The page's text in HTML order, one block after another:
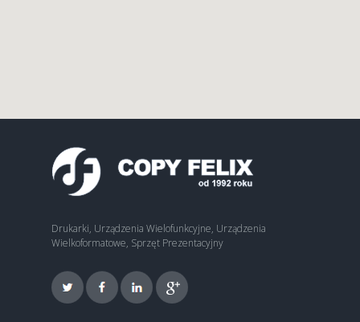
Drukarki, Urządzenia Wielofunkcyjne, Urządzenia
Wielkoformatowe, Sprzęt Prezentacyjny